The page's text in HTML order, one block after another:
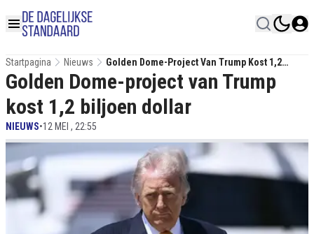
Startpagina Nieuws
Golden Dome-Project Van Trump Kost 1,2
Biljoen Dollar
Golden Dome-project van Trump
kost 1,2 biljoen dollar
NIEUWS•12 MEI , 22:55